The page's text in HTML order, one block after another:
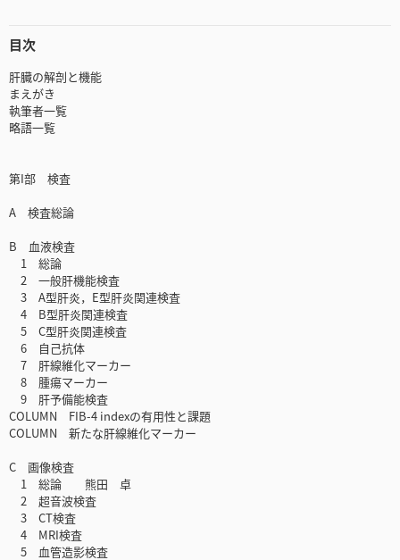
目次
肝臓の解剖と機能
まえがき
執筆者一覧
略語一覧
第I部 検査
A 検査総論
B 血液検査
1 総論
2 一般肝機能検査
3 A型肝炎，E型肝炎関連検査
4 B型肝炎関連検査
5 C型肝炎関連検査
6 自己抗体
7 肝線維化マーカー
8 腫瘍マーカー
9 肝予備能検査
COLUMN FIB-4 indexの有用性と課題
COLUMN 新たな肝線維化マーカー
C 画像検査
1 総論 熊田 卓
2 超音波検査
3 CT検査
4 MRI検査
5 血管造影検査